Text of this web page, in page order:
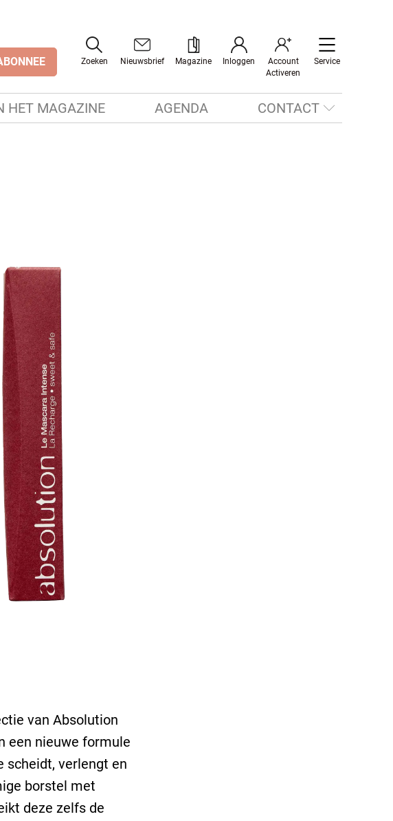
Zoeken Nieuwsbrief Magazine Inloggen
Account
Activeren
Service
HET MAGAZINE AGENDA CONTACT
van Absolution
een nieuwe formule
scheidt, verlengt en
borstel met
deze zelfs de